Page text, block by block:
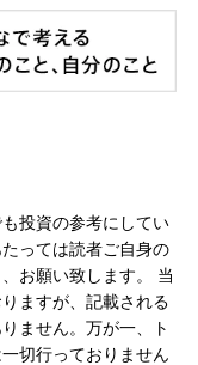
投資の参考にしてい
っては読者ご自身の
お願い致します。 当
ますが、記載される
ません。万が一、ト
切行っておりません